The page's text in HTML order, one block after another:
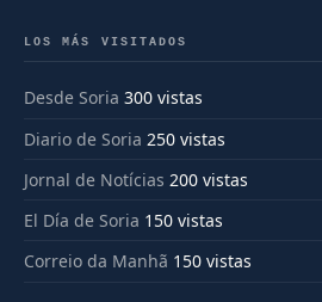
LOS MÁS VISITADOS
Desde Soria 300 vistas
Diario de Soria 250 vistas
Jornal de Notícias 200 vistas
El Día de Soria 150 vistas
Correio da Manhã 150 vistas